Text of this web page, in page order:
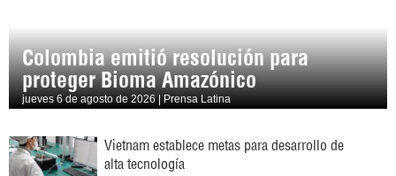
Colombia emitió resolución para
proteger Bioma Amazónico
jueves 6 de agosto de 2026 | Prensa Latina
Vietnam establece metas para desarrollo de
alta tecnología